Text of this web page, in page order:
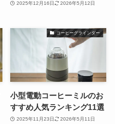
2025年12月16日 2026年5月12日
コーヒーグラインダー
小型電動コーヒーミルのお
すすめ人気ランキング11選
2025年11月23日 2026年5月11日